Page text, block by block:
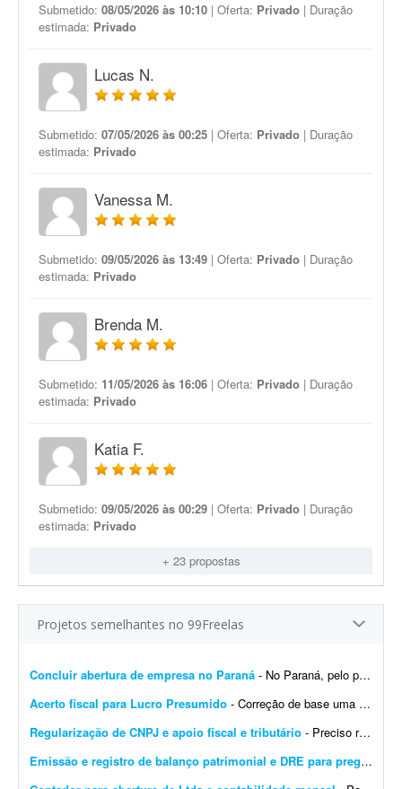
Submetido: 08/05/2026 às 10:10 | Oferta: Privado | Duração
estimada: Privado
Lucas N.
Submetido: 07/05/2026 às 00:25 | Oferta: Privado | Duração
estimada: Privado
Vanessa M.
Submetido: 09/05/2026 às 13:49 | Oferta: Privado | Duração
estimada: Privado
Brenda M.
Submetido: 11/05/2026 às 16:06 | Oferta: Privado | Duração
estimada: Privado
Katia F.
Submetido: 09/05/2026 às 00:29 | Oferta: Privado | Duração
estimada: Privado
+ 23 propostas
Projetos semelhantes no 99Freelas
Concluir abertura de empresa no Paraná - No Paraná, pelo portal Empresa Fácil, era possível fazer o processo completo de abertura de empresa sem contador. Agora descobri que isso mudou: é preciso informar os da...
Acerto fiscal para Lucro Presumido - Correção de base uma única vez. Total de 9.266 itens - Regime: Lucro Presumido - Custo para atender a 01 loja. Sistema de retaguarda: Albatros - Contabilidade: SJT. - CNPJ: 03...
Regularização de CNPJ e apoio fiscal e tributário - Preciso regularizar um CNPJ que está como INAPTO. Ele está parado há alguns meses e gostaria de avaliar se vale a pena regularizá-lo ou encerrá-lo. Além d...
Emissão e registro de balanço patrimonial e DRE para pregão